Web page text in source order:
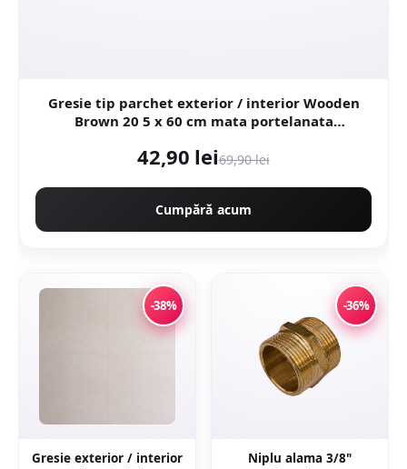
Gresie tip parchet exterior / interior Wooden
Brown 20 5 x 60 cm mata portelanata
42,90 lei69,90 lei
Cumpără acum
-38%
Gresie exterior / interior
-36%
Niplu alama 3/8"